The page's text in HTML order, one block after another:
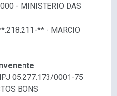
- MINISTERIO DAS
** - MARCIO
05.277.173/0001-75
BONS